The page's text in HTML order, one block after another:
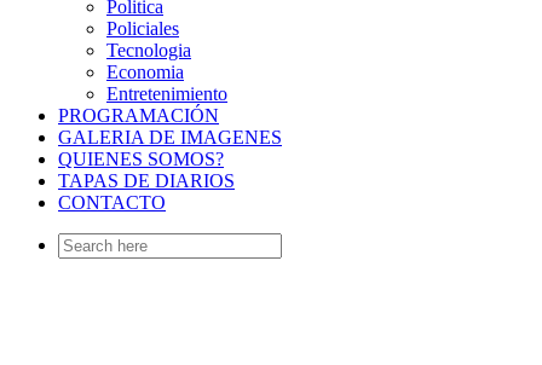
Politica
Policiales
Tecnologia
Economia
Entretenimiento
PROGRAMACIÓN
GALERIA DE IMAGENES
QUIENES SOMOS?
TAPAS DE DIARIOS
CONTACTO
Search
for: